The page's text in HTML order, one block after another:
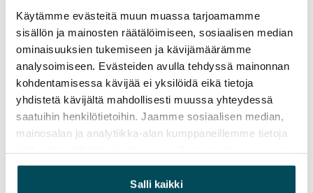
Käytämme evästeitä muun muassa tarjoamamme
sisällön ja mainosten räätälöimiseen, sosiaalisen median
ominaisuuksien tukemiseen ja kävijämäärämme
analysoimiseen. Evästeiden avulla tehdyssä mainonnan
kohdentamisessa kävijää ei yksilöidä eikä tietoja
yhdistetä kävijältä mahdollisesti muussa yhteydessä
saatuihin henkilötietoihin. Jaamme sosiaalisen median,
mainosalan ja analytiikka-alan kumppaneillemme tietoja
yhdistää näitä tietoja muihin tietoihin, joita olet antanut
heille tai joita on kerätty, kun olet käyttänyt heidän
Salli kaikki
12 kk
Irtisanomis­mahdollisuus
12 kk vuokrasopimuksesta tai sopimussakolla
aiemmin
Kotivakuutus
Pakollinen, ei sisälly vuokraan
Vesimaksu